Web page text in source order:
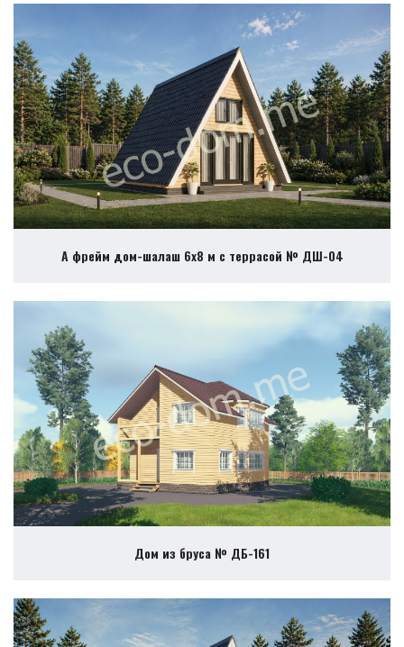
А фрейм дом-шалаш 6х8 м с террасой № ДШ-04
Дом из бруса № ДБ-161